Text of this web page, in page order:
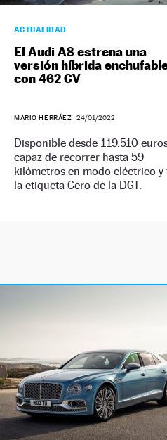
ACTUALIDAD
El Audi A8 estrena una
versión híbrida
con 462 CV
MARIO HERRÁEZ |24/01/2022
Disponible desde 119.510
capaz de recorrer hasta 59
kilómetros en modo eléctrico y
la etiqueta Cero de la DGT.